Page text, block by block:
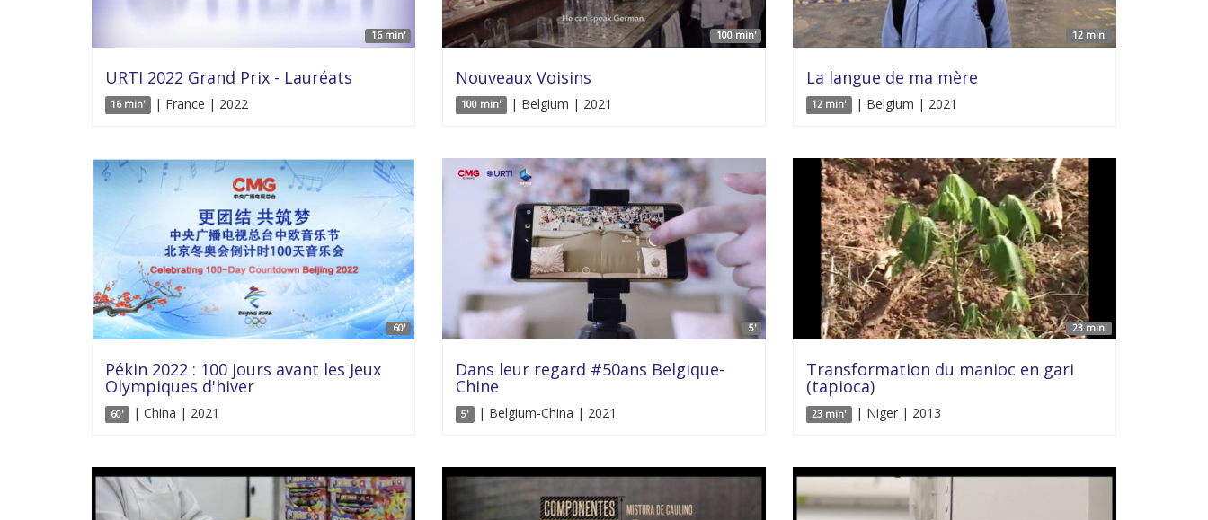
16 min'
URTI 2022 Grand Prix - Lauréats
16 min' | France | 2022
100 min'
Nouveaux Voisins
100 min' | Belgium | 2021
12 min'
La langue de ma mère
12 min' | Belgium | 2021
60'
Pékin 2022 : 100 jours avant les Jeux
Olympiques d'hiver
60' | China | 2021
5'
Dans leur regard #50ans Belgique-
Chine
5' | Belgium-China | 2021
23 min'
Transformation du manioc en gari
(tapioca)
23 min' | Niger | 2013